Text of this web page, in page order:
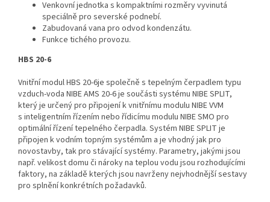
Venkovní jednotka s kompaktními rozměry vyvinutá
speciálně pro severské podnebí.
Zabudovaná vana pro odvod kondenzátu.
Funkce tichého provozu.
HBS 20-6
Vnitřní modul HBS 20-6je společně s tepelným čerpadlem typu
vzduch-voda NIBE AMS 20-6 je součásti systému NIBE SPLIT,
který je určený pro připojení k vnitřnímu modulu NIBE VVM
s inteligentním řízením nebo řídicímu modulu NIBE SMO pro
optimální řízení tepelného čerpadla. Systém NIBE SPLIT je
připojen k vodním topným systémům a je vhodný jak pro
novostavby, tak pro stávající systémy. Parametry, jakými jsou
např. velikost domu či nároky na teplou vodu jsou rozhodujícími
faktory, na základě kterých jsou navrženy nejvhodnější sestavy
pro splnění konkrétních požadavků.